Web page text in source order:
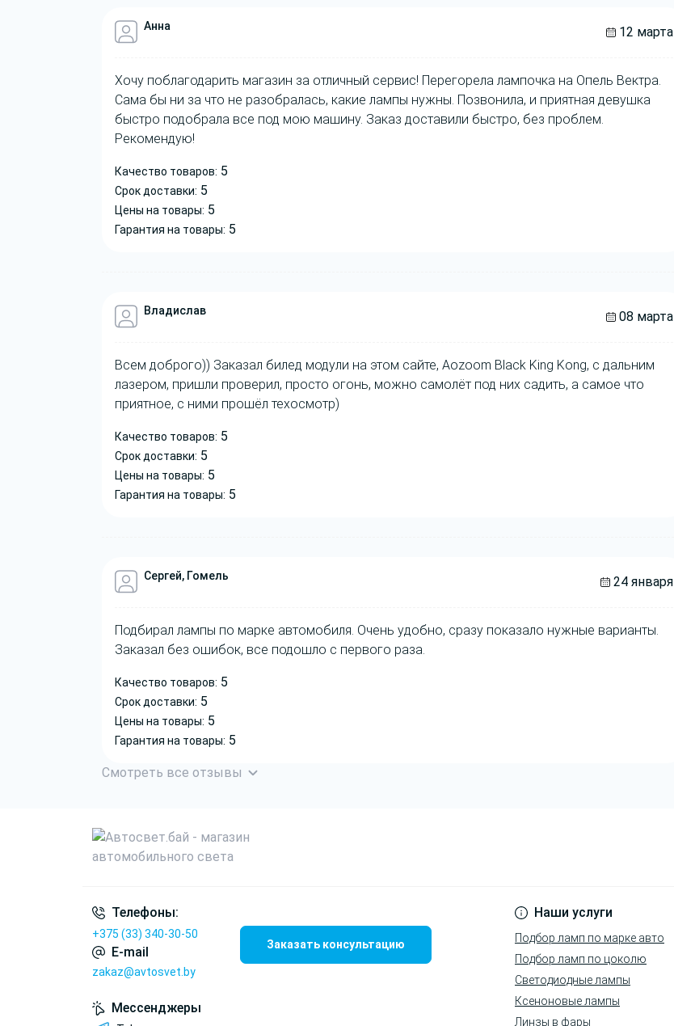
Анна 12 марта
Хочу поблагодарить магазин за отличный сервис! Перегорела лампочка на Опель Вектра.
Сама бы ни за что не разобралась, какие лампы нужны. Позвонила, и приятная девушка
быстро подобрала все под мою машину. Заказ доставили быстро, без проблем.
Рекомендую!
Качество товаров: 5
Срок доставки: 5
Цены на товары: 5
Гарантия на товары: 5
Владислав 08 марта
Всем доброго)) Заказал билед модули на этом сайте, Aozoom Black King Kong, с дальним
лазером, пришли проверил, просто огонь, можно самолёт под них садить, а самое что
приятное, с ними прошёл техосмотр)
Качество товаров: 5
Срок доставки: 5
Цены на товары: 5
Гарантия на товары: 5
Сергей, Гомель 24 января
Подбирал лампы по марке автомобиля. Очень удобно, сразу показало нужные варианты.
Заказал без ошибок, все подошло с первого раза.
Качество товаров: 5
Срок доставки: 5
Цены на товары: 5
Гарантия на товары: 5
Смотреть все отзывы
Телефоны:
+375 (33) 340-30-50
E-mail
zakaz@avtosvet.by
Мессенджеры
Заказать консультацию
Наши услуги
Подбор ламп по марке авто
Подбор ламп по цоколю
Светодиодные лампы
Ксеноновые лампы
Линзы в фары